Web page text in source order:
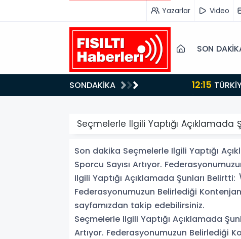
Yazarlar Video
SON
SONDAKİKA
İMZALANDI!
Seçmelerle Ilgili Yaptığı Açıklamada
Son dakika Seçmelerle Ilgili Yaptığı
Sporcu Sayısı Artıyor.
Ilgili Yaptığı Açıklamada Şunları
Federasyonumuzun Belirlediği
sayfamızdan takip edebilirsiniz.
Seçmelerle Ilgili Yaptığı Açıklamada
Artıyor. Federasyonumuzun Belirlediği